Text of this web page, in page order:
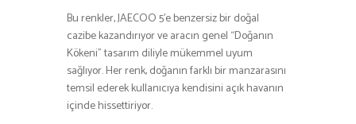
Bu renkler, JAECOO 5’e benzersiz bir doğal
cazibe kazandırıyor ve aracın genel “Doğanın
Kökeni” tasarım diliyle mükemmel uyum
sağlıyor. Her renk, doğanın farklı bir manzarasını
temsil ederek kullanıcıya kendisini açık havanın
içinde hissettiriyor.